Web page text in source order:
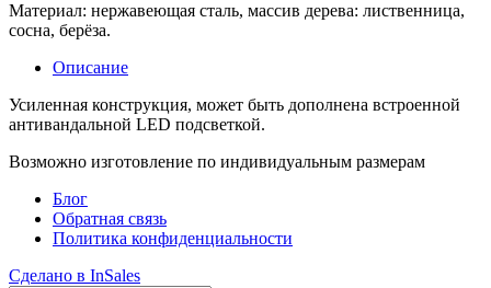
Материал: нержавеющая сталь, массив дерева: лиственница,
сосна, берёза.
Описание
Усиленная конструкция, может быть дополнена встроенной
антивандальной LED подсветкой.
Возможно изготовление по индивидуальным размерам
Блог
Обратная связь
Политика конфиденциальности
Сделано в InSales